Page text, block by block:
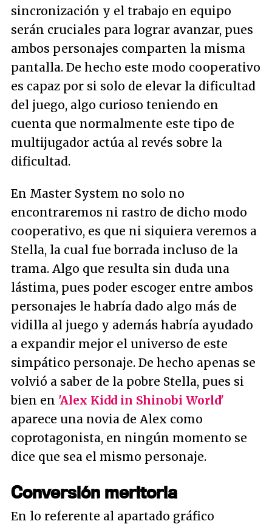
sincronización y el trabajo en equipo
serán cruciales para lograr avanzar, pues
ambos personajes comparten la misma
pantalla. De hecho este modo cooperativo
es capaz por si solo de elevar la dificultad
del juego, algo curioso teniendo en
cuenta que normalmente este tipo de
multijugador actúa al revés sobre la
dificultad.
En Master System no solo no
encontraremos ni rastro de dicho modo
cooperativo, es que ni siquiera veremos a
Stella, la cual fue borrada incluso de la
trama. Algo que resulta sin duda una
lástima, pues poder escoger entre ambos
personajes le habría dado algo más de
vidilla al juego y además habría ayudado
a expandir mejor el universo de este
simpático personaje. De hecho apenas se
volvió a saber de la pobre Stella, pues si
bien en 'Alex Kidd in Shinobi World'
aparece una novia de Alex como
coprotagonista, en ningún momento se
dice que sea el mismo personaje.
Conversión meritoria
En lo referente al apartado gráfico